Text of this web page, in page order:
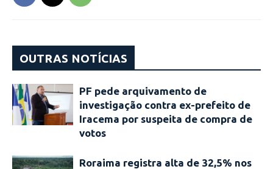
OUTRAS NOTÍCIAS
PF pede arquivamento de
investigação contra ex-prefeito de
Iracema por suspeita de compra de
votos
Roraima registra alta de 32,5% nos